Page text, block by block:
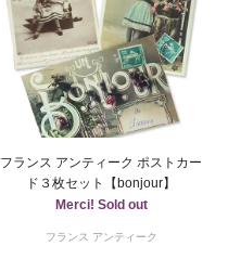
フランス アンティーク ポストカー
ド３枚セット【bonjour】
Merci! Sold out
フランス アンティーク